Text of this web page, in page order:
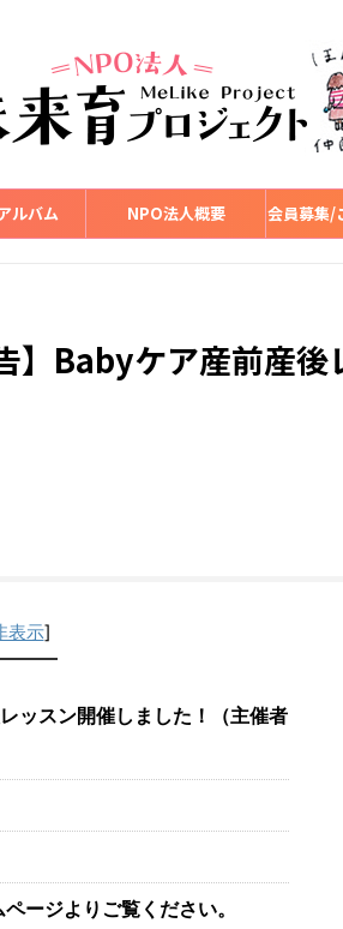
ルバム NPO法人概要 会員募集/
】Babyケア産前産後
表示]
ッスン開催しました！（主催者
ージよりご覧ください。